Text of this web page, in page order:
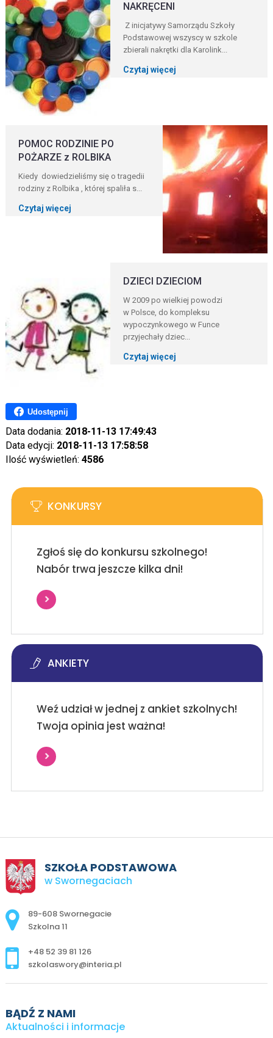
NAKRĘCENI
Z inicjatywy Samorządu Szkoły
Podstawowej wszyscy w szkole
zbierali nakrętki dla Karolink...
Czytaj więcej
POMOC RODZINIE PO
POŻARZE z ROLBIKA
Kiedy dowiedzieliśmy się o tragedii
rodziny z Rolbika , której spaliła s...
Czytaj więcej
DZIECI DZIECIOM
W 2009 po wielkiej powodzi
w Polsce, do kompleksu
wypoczynkowego w Funce
przyjechały dziec...
Czytaj więcej
Udostępnij
Data dodania: 2018-11-13 17:49:43
Data edycji: 2018-11-13 17:58:58
Ilość wyświetleń: 4586
KONKURSY
Zgłoś się do konkursu szkolnego!
Nabór trwa jeszcze kilka dni!
ANKIETY
Weź udział w jednej z ankiet szkolnych!
Twoja opinia jest ważna!
SZKOŁA PODSTAWOWA
w Swornegaciach
Adres pocztowy:
89-608 Swornegacie
Szkolna 11
+48 52 39 81 126
szkolaswory@interia.pl
BĄDŹ Z NAMI
Aktualności i informacje